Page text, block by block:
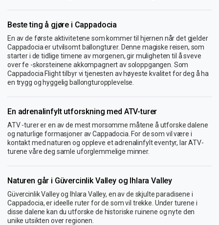
Beste ting å gjøre i Cappadocia
En av de første aktivitetene som kommer til hjernen når det gjelder
Cappadocia er utvilsomt ballongturer. Denne magiske reisen, som
starter i de tidlige timene av morgenen, gir muligheten til å sveve
over fe -skorsteinene akkompagnert av soloppgangen. Som
Cappadocia Flight tilbyr vi tjenesten av høyeste kvalitet for deg å ha
en trygg og hyggelig ballongturopplevelse.
En adrenalinfylt utforskning med ATV-turer
ATV -turer er en av de mest morsomme måtene å utforske dalene
og naturlige formasjoner av Cappadocia. For de som vil være i
kontakt med naturen og oppleve et adrenalinfylt eventyr, lar ATV-
turene våre deg samle uforglemmelige minner.
Naturen går i Güvercinlik Valley og Ihlara Valley
Güvercinlik Valley og Ihlara Valley, en av de skjulte paradisene i
Cappadocia, er ideelle ruter for de som vil trekke. Under turene i
disse dalene kan du utforske de historiske ruinene og nyte den
unike utsikten over regionen.